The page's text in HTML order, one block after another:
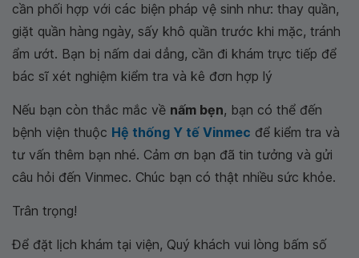
cần phối hợp với các biện pháp vệ sinh như: thay quần,
giặt quần hàng ngày, sấy khô quần trước khi mặc, tránh
ẩm ướt. Bạn bị nấm dai dẳng, cần đi khám trực tiếp để
bác sĩ xét nghiệm kiểm tra và kê đơn hợp lý
Nếu bạn còn thắc mắc về nấm bẹn, bạn có thể đến
bệnh viện thuộc Hệ thống Y tế Vinmec để kiểm tra và
tư vấn thêm bạn nhé. Cảm ơn bạn đã tin tưởng và gửi
câu hỏi đến Vinmec. Chúc bạn có thật nhiều sức khỏe.
Trân trọng!
Để đặt lịch khám tại viện, Quý khách vui lòng bấm số